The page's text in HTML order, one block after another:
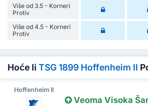
Više od 3.5 - Korneri
Protiv
Više od 4.5 - Korneri
Protiv
Hoće li TSG 1899 Hoffenheim II
Hoffenheim II
Veoma Visoka